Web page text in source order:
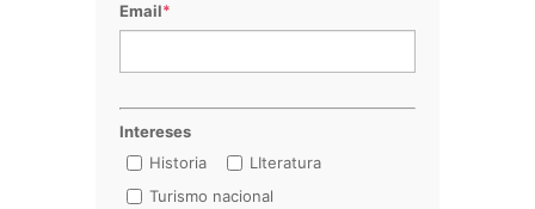
Email*
Intereses
Historia
LIteratura
Turismo nacional